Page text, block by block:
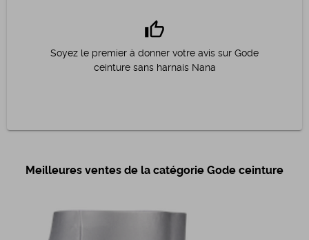
thumb_up
Soyez le premier à donner votre avis sur Gode
ceinture sans harnais Nana
Meilleures ventes de la catégorie Gode ceinture